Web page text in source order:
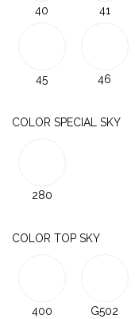
40 41
45 46
COLOR SPECIAL SKY
280
COLOR TOP SKY
400 G502